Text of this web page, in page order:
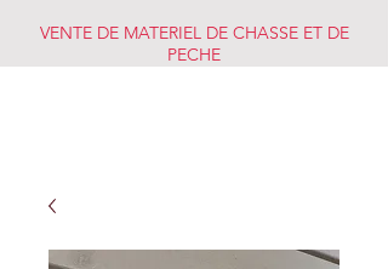
VENTE DE MATERIEL DE CHASSE ET DE
PECHE